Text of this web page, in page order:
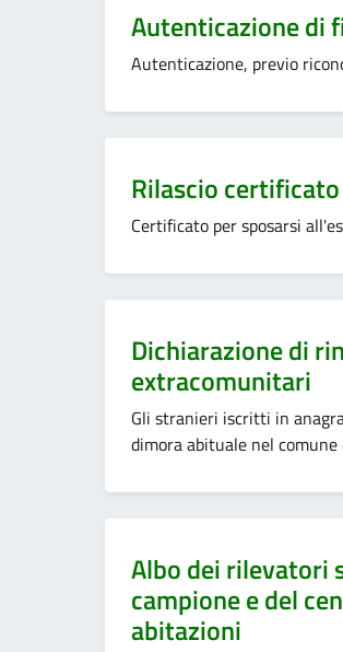
Categoria:
Autenticazione di
Autenticazione, previo
Categoria:
Rilascio
Certificato per sposarsi
Categoria:
Dichiarazione di
extracomunitari
Gli stranieri iscritti in
dimora abituale nel comune
Categoria:
Albo dei rilevatori
campione e del
abitazioni